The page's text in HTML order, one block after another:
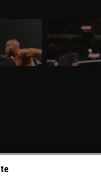
marzo,
Usos
Theory.
Brock Lesnar.
WWE Raw 16
difesa per AJ Lee
Nella puntata di Raw
visibile su discovery+,
palio il Titolo
Bayley. E' annunciata